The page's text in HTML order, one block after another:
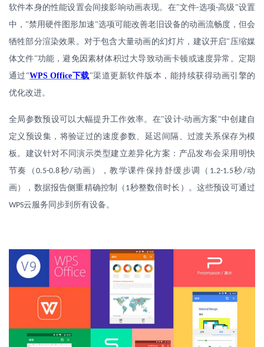
软件本身的性能设置会间接影响动画表现。在"文件-选项-高级 "设置
中， "禁用硬件图形加速"选项可能改善老旧设备的动画流畅度，但会
牺牲部分渲染效果。对于包含大量动画的幻灯片，建议开启" 压缩媒
体文件"功能，避免因素材体积过大导致动画卡顿或速度异常。定期
通过 "WPS Office下载"渠道更新软件版本，能持续获得动画引擎的
优化改进。
全局参数预设可以大幅提升工作效率。在"设计-动画方案 "中创建自
定义预设集，将验证过的速度参数、延迟间隔、过渡关系保存为模
板。建议针对不同演示类型建立差异化方案：产品发布会采用明快
节奏（0.5-0.8秒/动画），教学课件保持舒缓步调（ 1.2-1.5秒/动
画），数据报告侧重精确控制（ 1秒整数倍时长）。这些预设可通过
WPS云服务同步到所有设备。